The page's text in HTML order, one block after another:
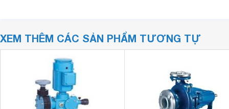
XEM THÊM CÁC SẢN PHẨM TƯƠNG TỰ